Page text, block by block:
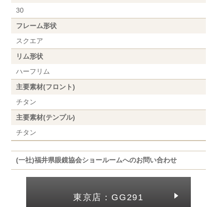
30
フレーム形状
スクエア
リム形状
ハーフリム
主要素材(フロント)
チタン
主要素材(テンプル)
チタン
(一社)福井県眼鏡協会ショールームへのお問い合わせ
東京店：GG291